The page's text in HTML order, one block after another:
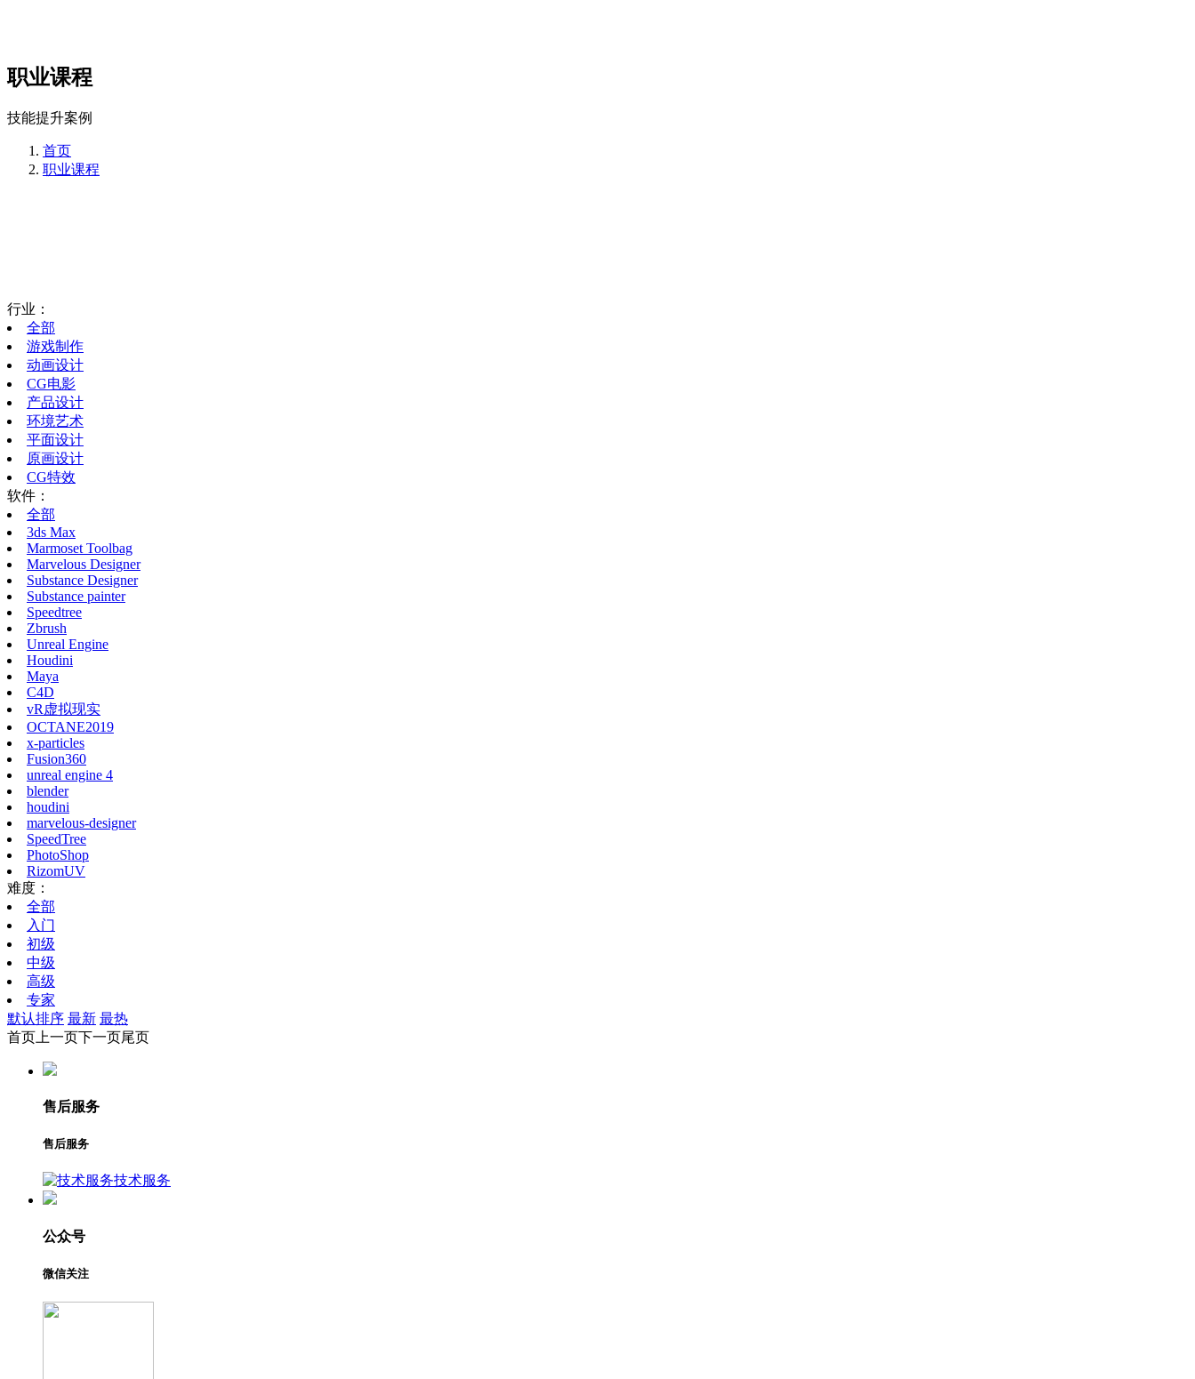
职业课程
技能提升案例
首页
职业课程
行业：
全部
游戏制作
动画设计
CG电影
产品设计
环境艺术
平面设计
原画设计
CG特效
软件：
全部
3ds Max
Marmoset Toolbag
Marvelous Designer
Substance Designer
Substance painter
Speedtree
Zbrush
Unreal Engine
Houdini
Maya
C4D
vR虚拟现实
OCTANE2019
x-particles
Fusion360
unreal engine 4
blender
houdini
marvelous-designer
SpeedTree
PhotoShop
RizomUV
难度：
全部
入门
初级
中级
高级
专家
默认排序 最新 最热
首页 上一页下一页尾页
售后服务
售后服务
技术服务
公众号
微信关注